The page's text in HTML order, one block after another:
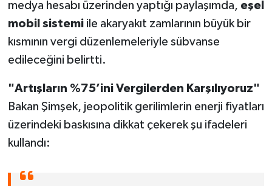
medya hesabı üzerinden yaptığı paylaşımda, eşel
mobil sistemiile akaryakıt zamlarının büyük bir
kısmının vergi düzenlemeleriyle sübvanse
edileceğini belirtti.
"Artışların %75’ini Vergilerden Karşılıyoruz"
Bakan Şimşek, jeopolitik gerilimlerin enerji fiyatları
üzerindeki baskısına dikkat çekerek şu ifadeleri
kullandı: